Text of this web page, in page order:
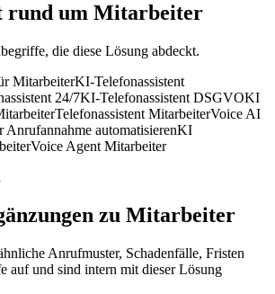
rund um Mitarbeiter
die diese Lösung abdeckt.
MitarbeiterKI-Telefonassistent
24/7KI-Telefonassistent DSGVOKI
Telefonassistent MitarbeiterVoice AI
Anrufannahme automatisierenKI
Voice Agent Mitarbeiter
zu Mitarbeiter
Anrufmuster, Schadenfälle, Fristen
auf und sind intern mit dieser Lösung